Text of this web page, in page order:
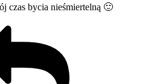
czas bycia nieśmiertelną 🙂